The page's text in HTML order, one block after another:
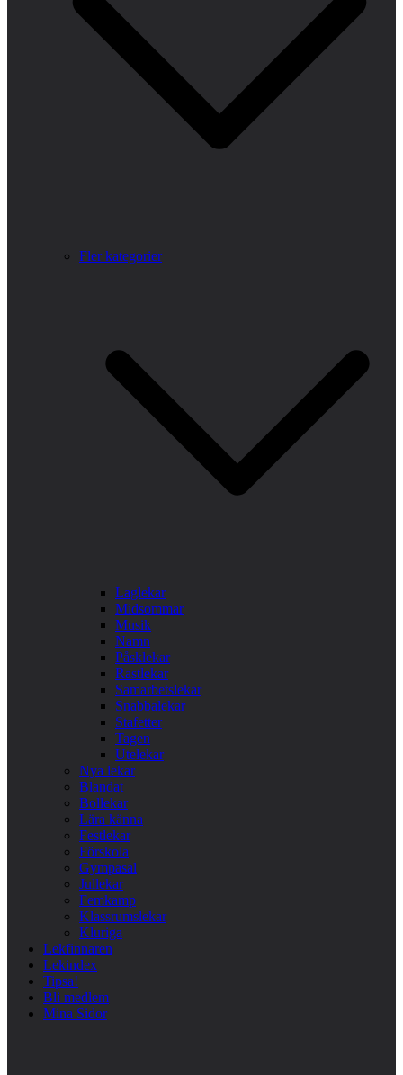
Fler kategorier
Laglekar
Midsommar
Musik
Namn
Påsklekar
Rastlekar
Samarbetslekar
Snabbalekar
Stafetter
Tagen
Utelekar
Nya lekar
Blandat
Bollekar
Lära känna
Festlekar
Förskola
Gympasal
Jullekar
Femkamp
Klassrumslekar
Kluriga
Lekfinnaren
Lekindex
Tipsa!
Bli medlem
Mina Sidor